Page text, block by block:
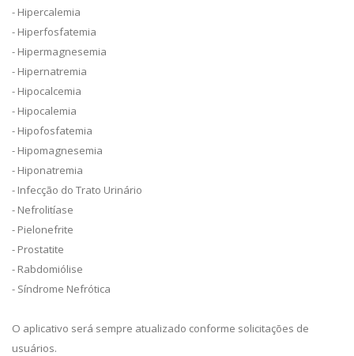
- Hipercalemia
- Hiperfosfatemia
- Hipermagnesemia
- Hipernatremia
- Hipocalcemia
- Hipocalemia
- Hipofosfatemia
- Hipomagnesemia
- Hiponatremia
- Infecção do Trato Urinário
- Nefrolitíase
- Pielonefrite
- Prostatite
- Rabdomiólise
- Síndrome Nefrótica
O aplicativo será sempre atualizado conforme solicitações de
usuários.